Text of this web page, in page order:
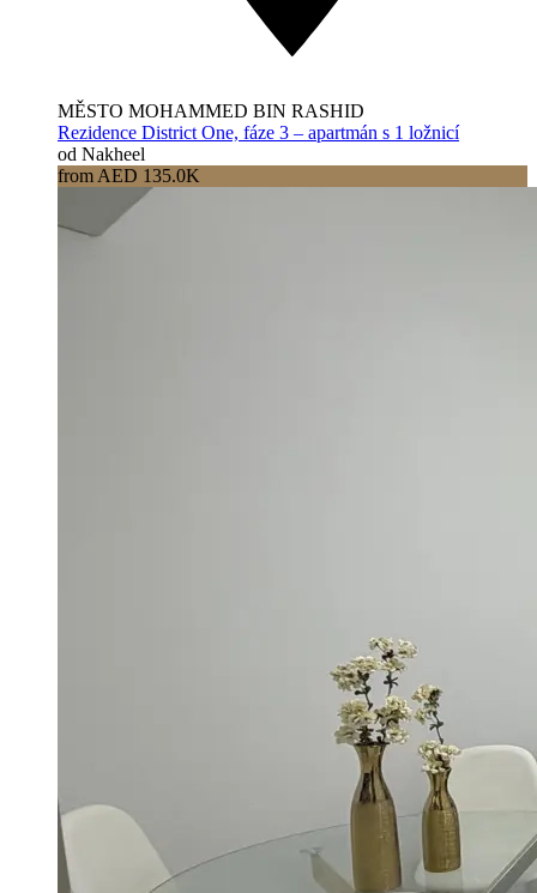
MĚSTO MOHAMMED BIN RASHID
Rezidence District One, fáze 3 – apartmán s 1 ložnicí
od Nakheel
from AED 135.0K